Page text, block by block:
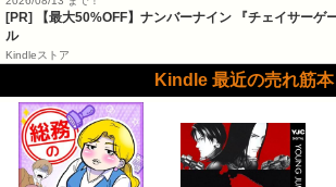
[PR] 【最大50%OFF】ナンバーナイン 『チェイサーゲ
ル
Kindleストア
Kindle 最近の売れ筋本